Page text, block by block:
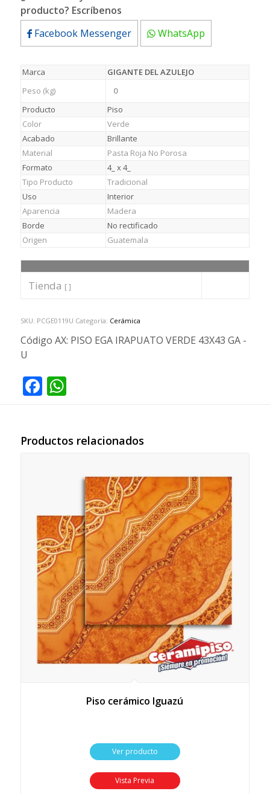
producto? Escríbenos
Facebook Messenger
WhatsApp
Marca
GIGANTE DEL AZULEJO
Peso (kg)
0
Producto
Piso
Color
Verde
Acabado
Brillante
Material
Pasta Roja No Porosa
Formato
4_ x 4_
Tipo Producto
Tradicional
Uso
Interior
Aparencia
Madera
Borde
No rectificado
Origen
Guatemala
Tienda [ ]
SKU: PCGE0119U Categoría: Cerámica
Código AX: PISO EGA IRAPUATO VERDE 43X43 GA -
U
Facebook
WhatsApp
Productos relacionados
Piso cerámico Iguazú
Ver producto
Vista Previa